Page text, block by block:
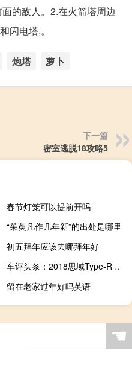
的敌人。2.在火箭塔周边
闪电塔,。
炮塔 萝卜
下一篇
密室逃脱18攻略5
春节灯笼可以提前开吗
“茱萸凡作几年新”的出处是哪里
初五拜年应该去哪拜年好
车评头条：2018思域Type-R Touring将于11月的第一周登陆经销商
留在老家过年好吗英语
☚